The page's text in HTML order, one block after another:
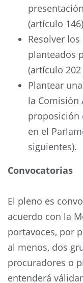
(artículo 146)
Resolver
planteados
(artículo
Plantear
la Comisión
proposición
en el
siguientes).
Convocatorias
El pleno es
acuerdo con la
portavoces, por
al menos, dos
procuradores o
entenderá